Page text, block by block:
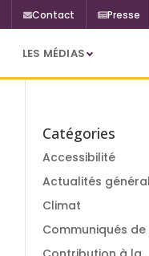
Contact Presse
LES MÉDIAS
Catégories
Accessibilité
Actualités
Climat
Communiqués